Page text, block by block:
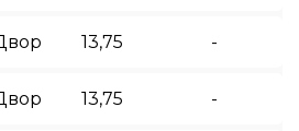
13,75 -
13,75 -